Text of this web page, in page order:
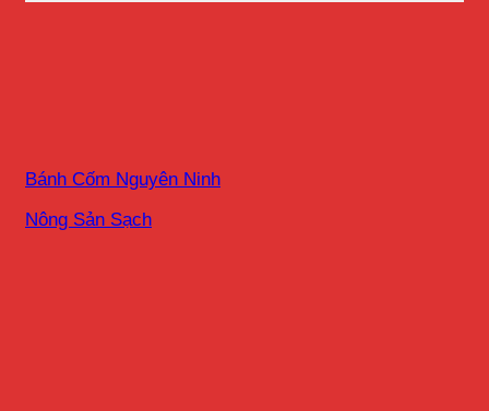
Bánh Cốm Nguyên Ninh
Nông Sản Sạch